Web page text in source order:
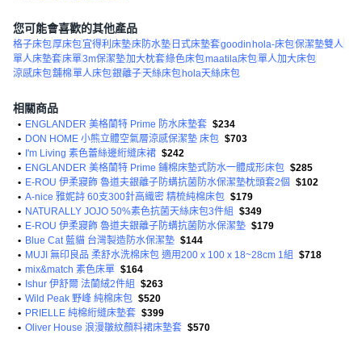
您可能會喜歡的其他產品
格子床包厚床包宜得利床墊床防水墊 日式床墊套goodin hola-床包保潔墊雙人
單人床墊套床單3m保潔墊加大枕套綠色床包maatila床包單人加大床包
涼感床包舖棉單人床包銀離子天絲床包 hola天絲床包
相關商品
• ENGLANDER 美格蘭特 Prime 防水床墊套 $234
• DON HOME 小熊立體空氣層涼感保潔墊 床包 $703
•
I'm Living 素色蕾絲邊絎縫床裙 $242
• ENGLANDER 美格蘭特 Prime 鋪棉床墊式防水一體成形床包 $285
• E-ROU 伊柔寢飾 魯道夫銀離子防螨抗菌防水保潔墊枕頭套2個 $102
• A-nice 雅妮詩 60支300針高織密 精梳純棉床包 $179
• NATURALLY JOJO 50%素色抗菌天絲床包3件組
$349
• E-ROU 伊柔寢飾 魯道夫銀離子防螨抗菌防水保潔墊 $179
• Blue Cat 藍貓 台灣製造防水保潔墊 $144
• MUJI 無印良品 柔舒水洗棉床包 適用200 x 100 x 18~28cm 1組
$718
• mix&match 素色床單 $164
•
Ishur 伊舒爾 法蘭絨2件組
$263
• Wild Peak 野峰 純棉床包 $520
• PRIELLE 純棉絎縫床墊套 $399
• Oliver House 浪漫皺紋顏料裙床墊套 $570